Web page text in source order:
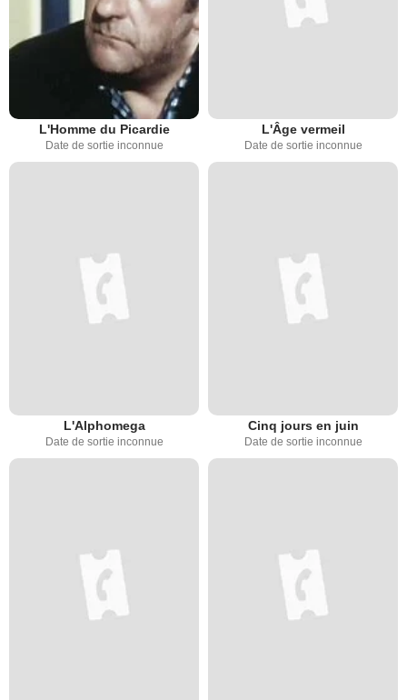
L'Homme du Picardie
Date de sortie inconnue
L'Âge vermeil
Date de sortie inconnue
L'Alphomega
Date de sortie inconnue
Cinq jours en juin
Date de sortie inconnue